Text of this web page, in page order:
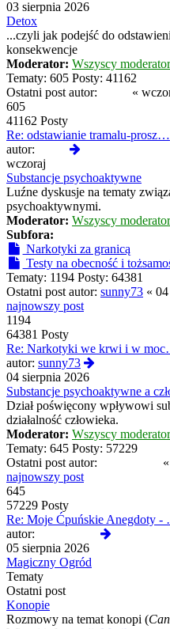
najnowszy
03 sierpnia 2026
Detox
...czyli jak podejść do
konsekwencje
Moderator: Wszyscy
Tematy: 605 Posty: 41162
Ostatni post autor:
«
605
41162 Posty
Re: odstawianie tramalu-prosz…
autor:
post
wczoraj
Substancje psychoaktywne
Luźne dyskusje na tematy
psychoaktywnymi.
Moderator: Wszyscy
Subfora:
Narkotyki za granicą
Testy na obecność i
Tematy: 1194 Posty: 64381
Ostatni post autor: sunny73 «
najnowszy post
1194
64381 Posty
Re: Narkotyki we krwi i w
autor: sunny73
post
04 sierpnia 2026
Substancje psychoaktywne a
Dział poświęcony wpływowi
działalność człowieka.
Moderator: Wszyscy
Tematy: 645 Posty: 57229
Ostatni post autor:
«
najnowszy post
645
57229 Posty
Re: Moje Ćpuńskie Anegdoty
autor:
05 sierpnia 2026
Magiczny Ogród
Tematy
Ostatni post
Konopie
Rozmowy na temat konopi (